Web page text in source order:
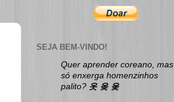
SEJA BEM-VINDO!
Quer aprender coreano, mas
só enxerga homenzinhos
palito? 옷 옺 웆